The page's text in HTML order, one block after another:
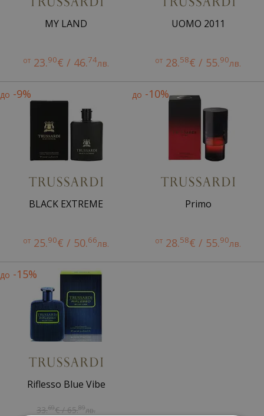
MY LAND
от 23.90€ / 46.74лв.
UOMO 2011
от 28.58€ / 55.90лв.
до -9%
BLACK EXTREME
от 25.90€ / 50.66лв.
до -10%
Primo
от 28.58€ / 55.90лв.
до -15%
Riflesso Blue Vibe
33.69€ / 65.89лв.